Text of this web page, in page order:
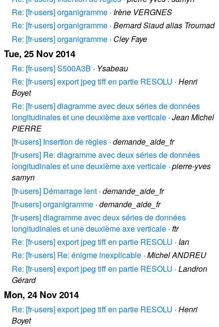
Re: [fr-users] organigramme · Irène VERGNES
Re: [fr-users] organigramme · Bernard Siaud alias Troumad
Re: [fr-users] organigramme · Cley Faye
Tue, 25 Nov 2014
Re: [fr-users] S500A3B · Ysabeau
Re: [fr-users] export jpeg tiff en partie RESOLU · Henri
Boyet
Re: [fr-users] diagramme avec deux séries de données
longitudinales et une deuxième axe verticale · Jean Michel
PIERRE
[fr-users] Insertion de règles · demande_aide_fr
[fr-users] Re: diagramme avec deux séries de données
longitudinales et une deuxième axe verticale · pierre-yves
samyn
[fr-users] Démarrage lent · demande_aide_fr
[fr-users] organigramme · demande_aide_fr
[fr-users] diagramme avec deux séries de données
longitudinales et une deuxième axe verticale · ftr
Re: [fr-users] export jpeg tiff en partie RESOLU · Ian
Re: [fr-users] Re: énigme inexplicable · Michel ANDREU
Re: [fr-users] export jpeg tiff en partie RESOLU · Landron
Gérard
Mon, 24 Nov 2014
Re: [fr-users] export jpeg tiff en partie RESOLU · Henri
Boyet